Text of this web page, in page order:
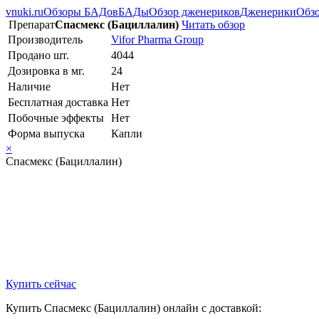
vnuki.ruОбзоры БАДовБАДыОбзор дженериковДженерики
ПрепаратСпасмекс (Бациллалин) Читать обзор
Производитель
Vifor Pharma Group
Продано шт.
4044
Дозировка в мг.
24
Наличие
Нет
Бесплатная доставка Нет
Побочные эффекты Нет
Форма выпуска
Капли
×
Спасмекс (Бациллалин)
Купить сейчас
Купить Спасмекс (Бациллалин) онлайн с доставкой: